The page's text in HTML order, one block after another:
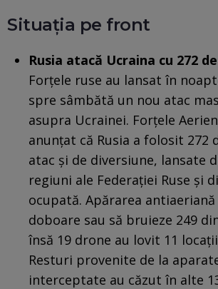
Situația pe front
Rusia atacă Ucraina cu 272
Forțele ruse au lansat în
spre sâmbătă un nou atac
asupra Ucrainei. Forțele
anunțat că Rusia a folosit 272
atac și de diversiune, lansate
regiuni ale Federației Ruse și
ocupată. Apărarea
doboare sau să bruieze 249
însă 19 drone au lovit 11
Resturi provenite de la
interceptate au căzut în alte